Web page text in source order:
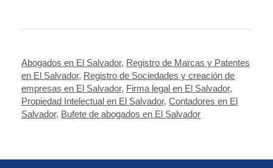
Abogados en El Salvador, Registro de Marcas y Patentes
en El Salvador, Registro de Sociedades y creación de
empresas en El Salvador, Firma legal en El Salvador,
Propiedad Intelectual en El Salvador, Contadores en El
Salvador, Bufete de abogados en El Salvador